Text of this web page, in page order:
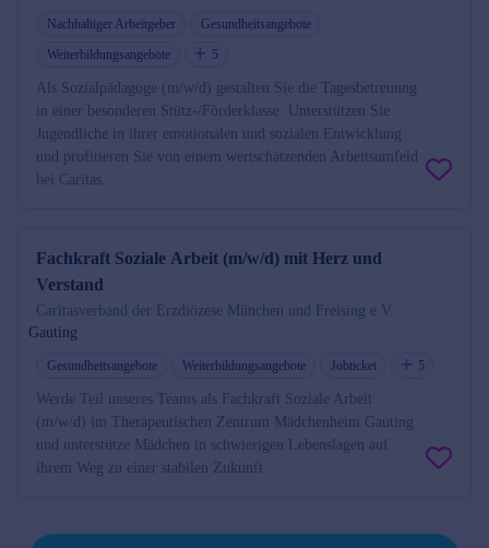
Nachhaltiger Arbeitgeber
Gesundheitsangebote
Weiterbildungsangebote
5
Als Sozialpädagoge (m/w/d) gestalten Sie die Tagesbetreuung
in einer besonderen Stütz-/Förderklasse. Unterstützen Sie
Jugendliche in ihrer emotionalen und sozialen Entwicklung
und profitieren Sie von einem wertschätzenden Arbeitsumfeld
bei Caritas.
Fachkraft Soziale Arbeit (m/w/d) mit Herz und
Verstand
Caritasverband der Erzdiözese München und Freising e.V.
Gauting
Gesundheitsangebote Weiterbildungsangebote Jobticket 5
Werde Teil unseres Teams als Fachkraft Soziale Arbeit
(m/w/d) im Therapeutischen Zentrum Mädchenheim Gauting
und unterstütze Mädchen in schwierigen Lebenslagen auf
ihrem Weg zu einer stabilen Zukunft.